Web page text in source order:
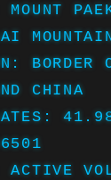
BORDER
CHINA
ACTIVE